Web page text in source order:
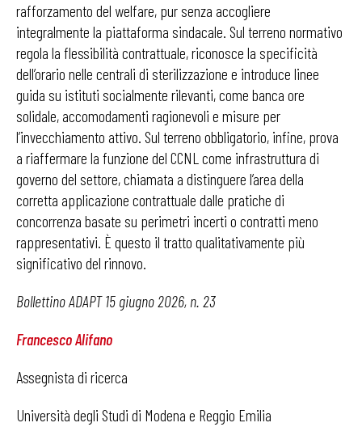
rafforzamento del welfare, pur senza accogliere
integralmente la piattaforma sindacale. Sul terreno normativo
regola la flessibilità contrattuale, riconosce la specificità
dell’orario nelle centrali di sterilizzazione e introduce linee
guida su istituti socialmente rilevanti, come banca ore
solidale, accomodamenti ragionevoli e misure per
l’invecchiamento attivo. Sul terreno obbligatorio, infine, prova
a riaffermare la funzione del CCNL come infrastruttura di
governo del settore, chiamata a distinguere l’area della
corretta applicazione contrattuale dalle pratiche di
concorrenza basate su perimetri incerti o contratti meno
rappresentativi. È questo il tratto qualitativamente più
significativo del rinnovo.
Bollettino ADAPT 15 giugno 2026, n. 23
Francesco Alifano
Assegnista di ricerca
Università degli Studi di Modena e Reggio Emilia